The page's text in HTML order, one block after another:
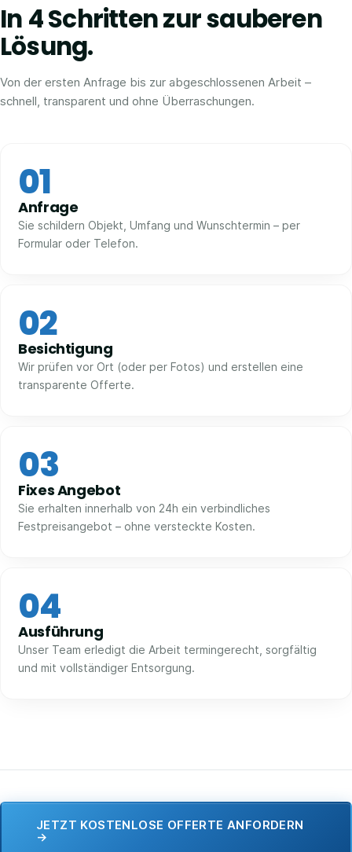
In 4 Schritten zur sauberen
Lösung.
Von der ersten Anfrage bis zur abgeschlossenen Arbeit –
schnell, transparent und ohne Überraschungen.
01
Anfrage
Sie schildern Objekt, Umfang und Wunschtermin – per
Formular oder Telefon.
02
Besichtigung
Wir prüfen vor Ort (oder per Fotos) und erstellen eine
transparente Offerte.
03
Fixes Angebot
Sie erhalten innerhalb von 24h ein verbindliches
Festpreisangebot – ohne versteckte Kosten.
04
Ausführung
Unser Team erledigt die Arbeit termingerecht, sorgfältig
und mit vollständiger Entsorgung.
JETZT KOSTENLOSE OFFERTE ANFORDERN
→